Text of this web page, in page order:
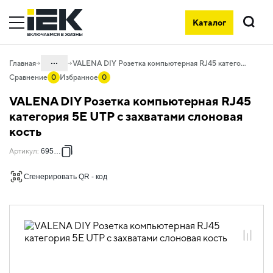
Каталог
Поиск
Главная ...
06. Изделия электроустановочные,
удлинители и силовые разъемы
изделия скрытого монтажа VALENA
слоновая кость
VALENA DIY Розетка компьютерная RJ45 категория 5Е UTP с захватами слоновая кость
Сравнение 0 Избранное 0
VALENA DIY Розетка компьютерная RJ45
категория 5Е UTP с захватами слоновая
кость
Артикул: 695624
Сгенерировать QR - код